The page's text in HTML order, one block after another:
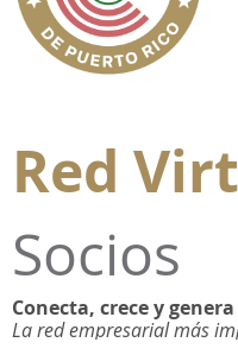
Red
Socios
Conecta, crece y
La red empresarial más